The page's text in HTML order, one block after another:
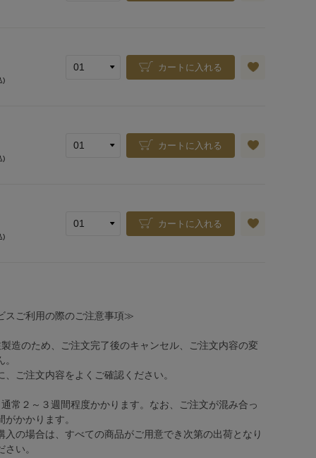
)
カートに入れる
)
カートに入れる
)
カートに入れる
スご利用の際のご注意事項≫
造のため、ご注文完了後のキャンセル、ご注文内容の変
ご注文内容をよくご確認ください。
常２～３週間程度かかります。なお、ご注文が混み合っ
かかります。
入の場合は、すべての商品がご用意でき次第の出荷となり
い。